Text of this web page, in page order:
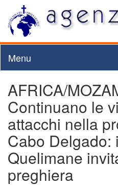
Menu
AFRICA/
Continuano le
attacchi nella
Cabo Delgado:
Quelimane
preghiera